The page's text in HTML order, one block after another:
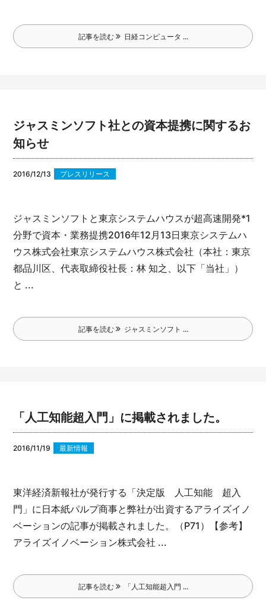
記事を読む 日経コンピュータ ...
ジャスミンソフト社との資本提携に関するお
知らせ
2016/12/13 プレスリリース
ジャスミンソフトと東京システムハウスが超高速開発*1
分野で資本・業務提携2016年12月13日東京システムハ
ウス株式会社東京システムハウス株式会社（本社：東京
都品川区、代表取締役社長：林 知之、以下「当社」）
と ...
記事を読む ジャスミンソフト ...
「人工知能超入門」に掲載されました。
2016/11/19 最新情報
東洋経済新報社が発行する「決定版 人工知能 超入
門」に日本紙パルプ商事と弊社が出資するアライズイノ
ベーションの記事が掲載されました。（P71）
【参考】
アライズイノベーション株式会社 ...
記事を読む 「人工知能超入門 ...